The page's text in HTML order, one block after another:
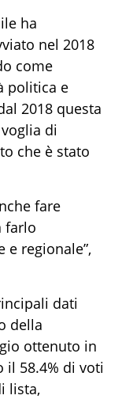
ha
nel 2018
come
politica e
2018 questa
di
che è stato
fare
farlo
regionale”,
dati
della
ottenuto in
il 58.4% di voti
lista,